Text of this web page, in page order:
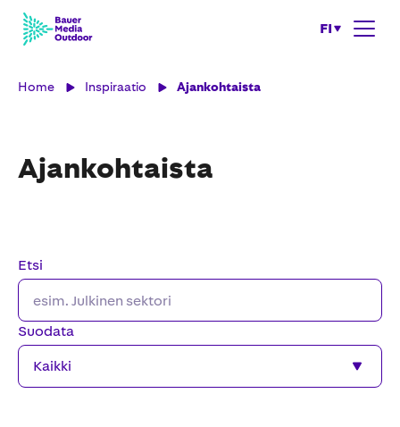
FI
Home Inspiraatio Ajankohtaista
Ajankohtaista
Etsi
Suodata